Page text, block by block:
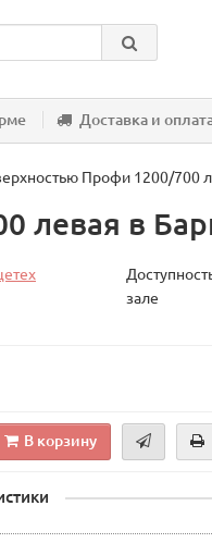
Доставка и
Профи 1200/700
левая в
зале
В корзину